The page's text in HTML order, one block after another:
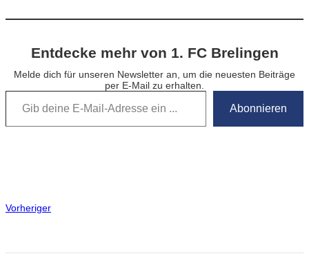
Entdecke mehr von 1. FC Brelingen
Melde dich für unseren Newsletter an, um die neuesten Beiträge
per E-Mail zu erhalten.
Gib deine E-Mail-Adresse ein …
Abonnieren
Vorheriger